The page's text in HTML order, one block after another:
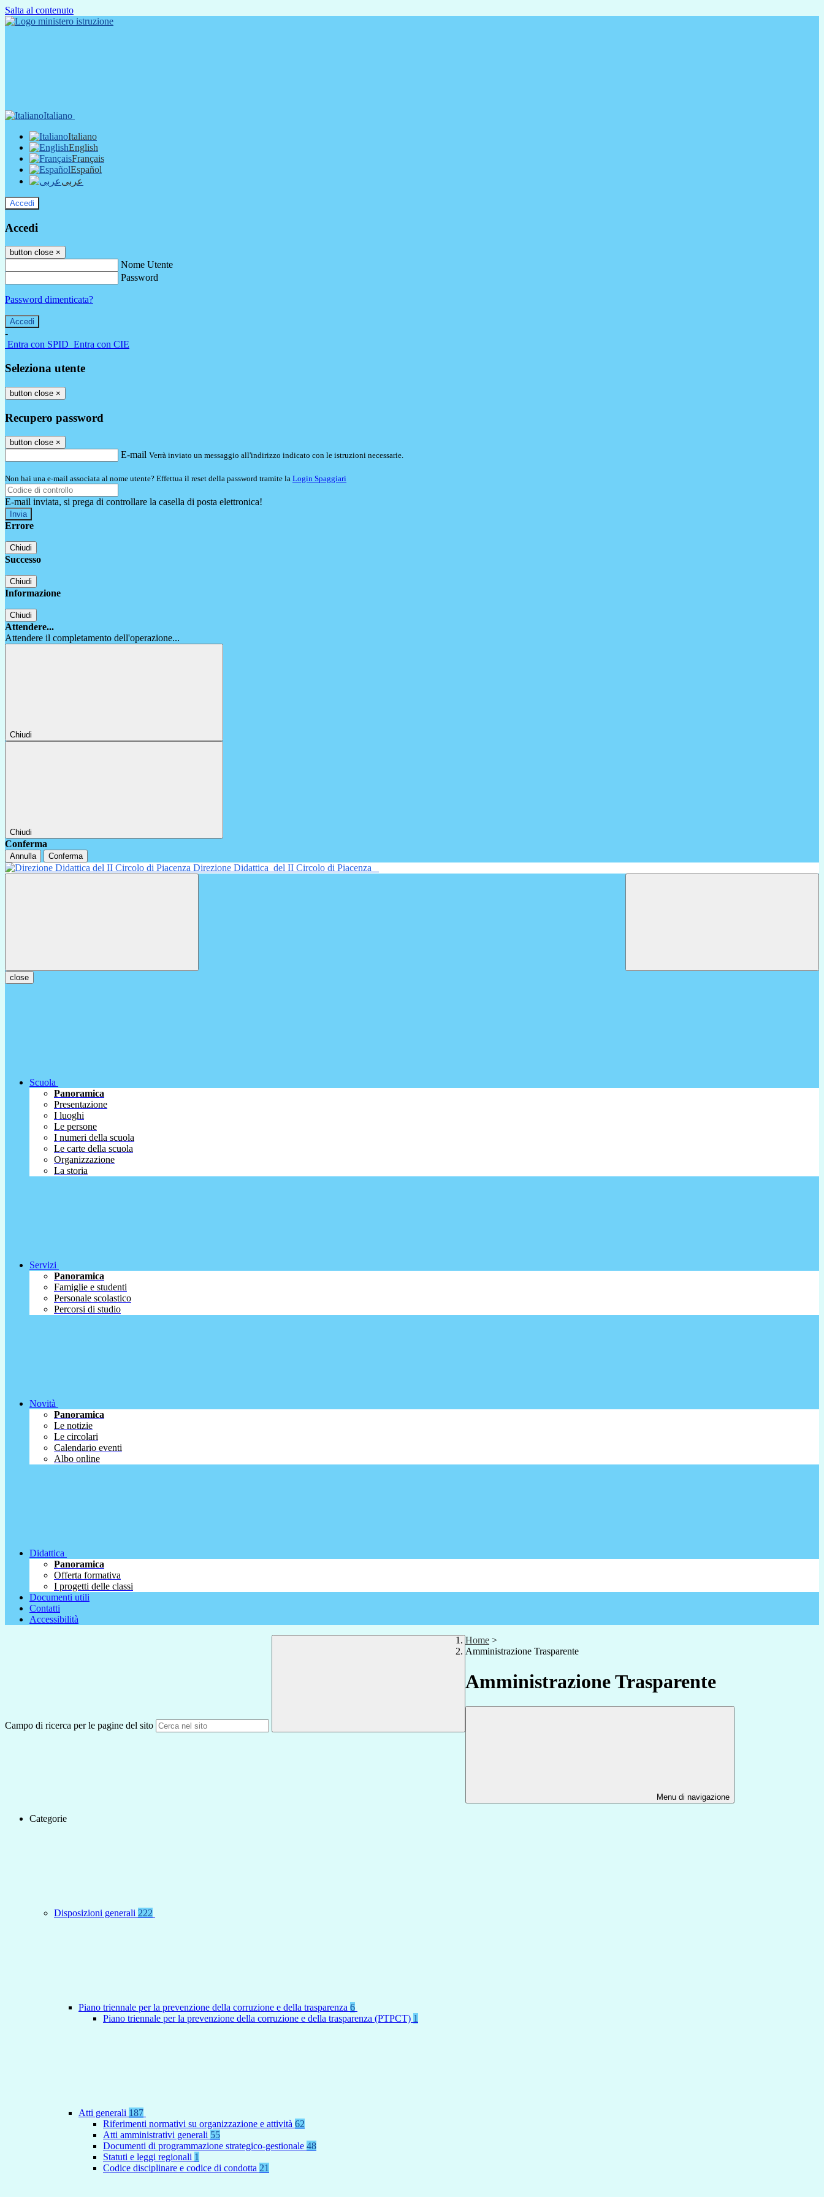
Salta al contenuto
Italiano
Italiano
English
Français
Español
عربى
Accedi
Accedi
button close ×
Nome Utente
Password
Password dimenticata?
-
Entra con SPID Entra con CIE
Seleziona utente
button close ×
Recupero password
button close ×
E-mail Verrà inviato un messaggio all'indirizzo indicato con le istruzioni necessarie.
Non hai una e-mail associata al nome utente? Effettua il reset della password tramite la Login Spaggiari
E-mail inviata, si prega di controllare la casella di posta elettronica!
Errore
Chiudi
Successo
Chiudi
Informazione
Chiudi
Attendere...
Attendere il completamento dell'operazione...
Chiudi
Chiudi
Conferma
Annulla Conferma
Direzione Didattica del II Circolo di Piacenza
close
Scuola
Panoramica
Presentazione
I luoghi
Le persone
I numeri della scuola
Le carte della scuola
Organizzazione
La storia
Servizi
Panoramica
Famiglie e studenti
Personale scolastico
Percorsi di studio
Novità
Panoramica
Le notizie
Le circolari
Calendario eventi
Albo online
Didattica
Panoramica
Offerta formativa
I progetti delle classi
Documenti utili
Contatti
Accessibilità
Campo di ricerca per le pagine del sito
Home >
Amministrazione Trasparente
Amministrazione Trasparente
Menu di navigazione
Categorie
Disposizioni generali 222
Piano triennale per la prevenzione della corruzione e della trasparenza 6
Piano triennale per la prevenzione della corruzione e della trasparenza (PTPCT) 1
Atti generali 187
Riferimenti normativi su organizzazione e attività 62
Atti amministrativi generali 55
Documenti di programmazione strategico-gestionale 48
Statuti e leggi regionali 1
Codice disciplinare e codice di condotta 21